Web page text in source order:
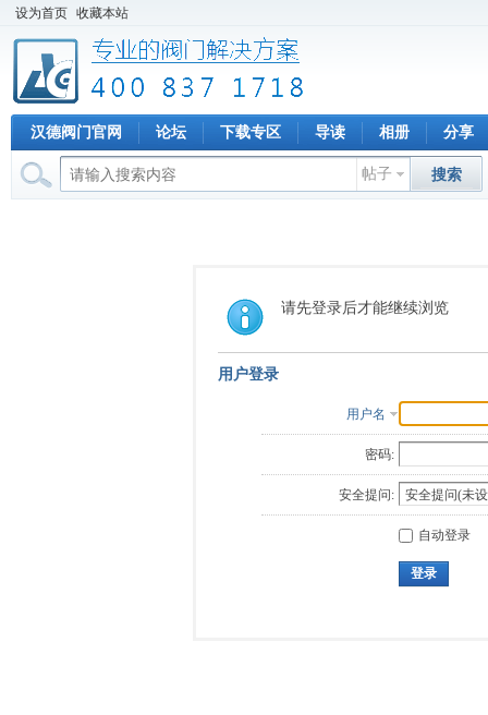
设为首页 收藏本站
汉德阀门官网 论坛 下载专区 导读 相册 分享
帖子 搜索
请先登录后才能继续浏览
用户登录
用户名
密码:
安全提问:
自动登录
登录